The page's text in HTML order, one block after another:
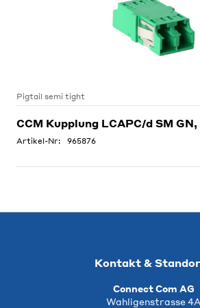
Pigtail semi tight
CCM Kupplung LCAPC/d SM
Artikel-Nr: 965876
Kontakt &
Connect Com AG
Wahligenstrasse 4A